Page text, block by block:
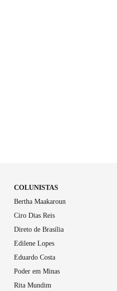
COLUNISTAS
Bertha Maakaroun
Ciro Dias Reis
Direto de Brasília
Edilene Lopes
Eduardo Costa
Poder em Minas
Rita Mundim